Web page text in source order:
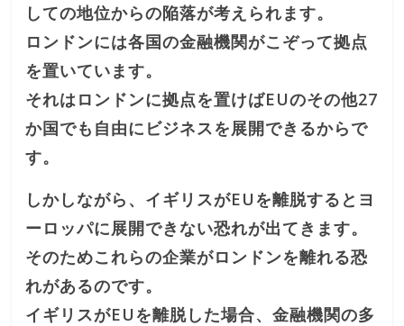
しての地位からの陥落が考えられます。
ロンドンには各国の金融機関がこぞって拠点
を置いています。
それはロンドンに拠点を置けばEUのその他27
か国でも自由にビジネスを展開できるからで
す。
しかしながら、イギリスがEUを離脱するとヨ
ーロッパに展開できない恐れが出てきます。
そのためこれらの企業がロンドンを離れる恐
れがあるのです。
イギリスがEUを離脱した場合、金融機関の多